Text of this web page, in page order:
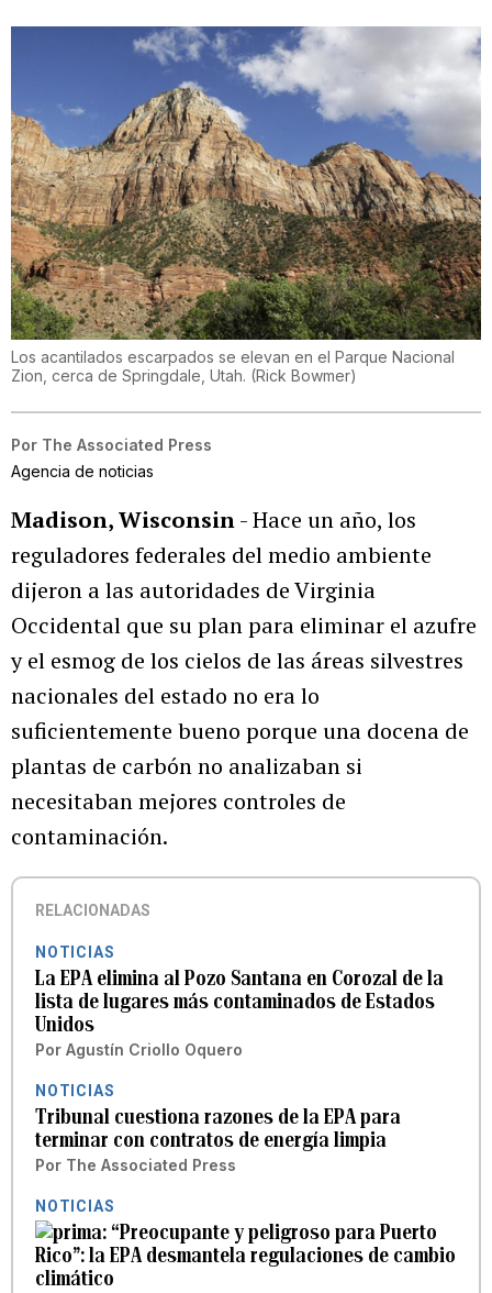
Los acantilados escarpados se elevan en el Parque Nacional
Zion, cerca de Springdale, Utah. (Rick Bowmer)
Por The Associated Press
Agencia de noticias
Madison, Wisconsin- Hace un año, los
reguladores federales del medio ambiente
dijeron a las autoridades de Virginia
Occidental que su plan para eliminar el azufre
y el esmog de los cielos de las áreas silvestres
nacionales del estado no era lo
suficientemente bueno porque una docena de
plantas de carbón no analizaban si
necesitaban mejores controles de
contaminación.
RELACIONADAS
NOTICIAS
La EPA elimina al Pozo Santana en Corozal de la
lista de lugares más contaminados de Estados
Unidos
Por Agustín Criollo Oquero
NOTICIAS
Tribunal cuestiona razones de la EPA para
terminar con contratos de energía limpia
Por The Associated Press
NOTICIAS
“Preocupante y peligroso para Puerto
Rico”: la EPA desmantela regulaciones de cambio
climático